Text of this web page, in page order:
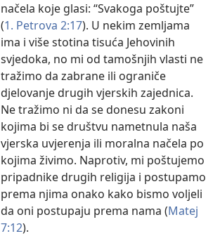
načela koje glasi: “Svakoga poštujte”
(1. Petrova 2:17). U nekim zemljama
ima i više stotina tisuća Jehovinih
svjedoka, no mi od tamošnjih vlasti ne
tražimo da zabrane ili ograniče
djelovanje drugih vjerskih zajednica.
Ne tražimo ni da se donesu zakoni
kojima bi se društvu nametnula naša
vjerska uvjerenja ili moralna načela po
kojima živimo. Naprotiv, mi poštujemo
pripadnike drugih religija i postupamo
prema njima onako kako bismo voljeli
da oni postupaju prema nama (Matej
7:12).